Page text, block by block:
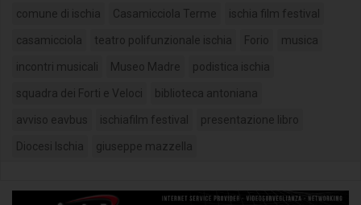
comune di ischia Casamicciola Terme ischia film festival
casamicciola teatro polifunzionale ischia Forio musica
incontri musicali Museo Madre podistica ischia
squadra dei Forti e Veloci biblioteca antoniana
avviso eavbus ischiafilm festival presentazione libro
Diocesi Ischia giuseppe mazzella